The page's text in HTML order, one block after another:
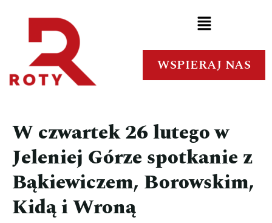
WSPIERAJ NAS
W czwartek 26 lutego w
Jeleniej Górze spotkanie z
Bąkiewiczem, Borowskim,
Kidą i Wroną